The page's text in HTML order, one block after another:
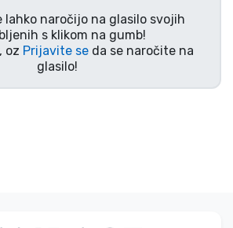
lahko naročijo na glasilo svojih
s klikom na gumb!
oz Prijavite seda se naročite na
glasilo!